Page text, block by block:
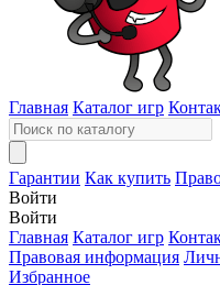
Главная Каталог игр
Гарантии Как купить
Войти
Войти
Главная Каталог игр
Правовая информация
Избранное